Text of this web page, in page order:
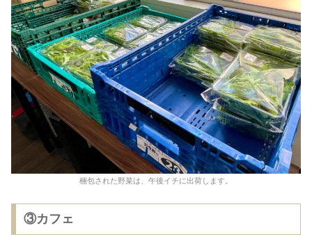
梱包された野菜は、午後イチに出荷します。
③カフェ